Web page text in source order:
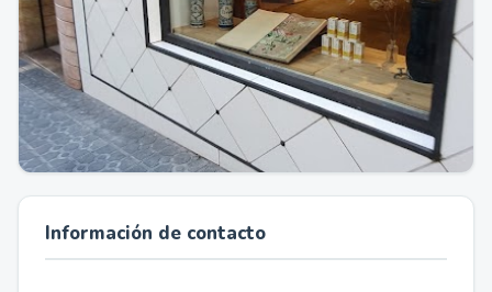
Información de contacto